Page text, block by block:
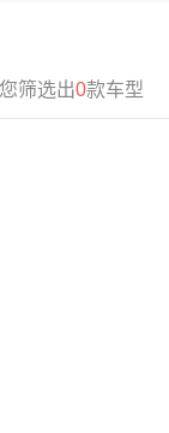
筛选出0款车型